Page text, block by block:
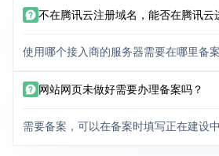
不在腾讯云注册域名，能否在腾讯云
使用哪个接入商的服务器需要在哪里备
网站网页未做好需要办理备案吗？
需要备案，可以在备案时填写正在建设中